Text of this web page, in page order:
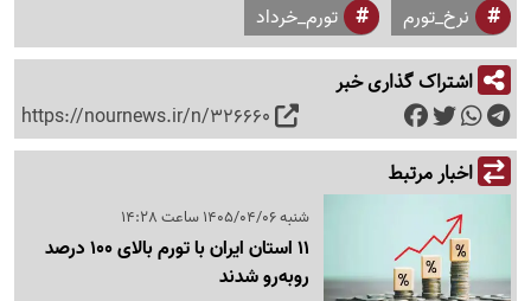
نرخ_تورم
تورم_خرداد
اشتراک گذاری خبر
https://nournews.ir/n/326660
اخبار مرتبط
شنبه 1405/04/06 ساعت 14:28
11 استان ایران با تورم بالای 100 درصد
روبه‌رو شدند